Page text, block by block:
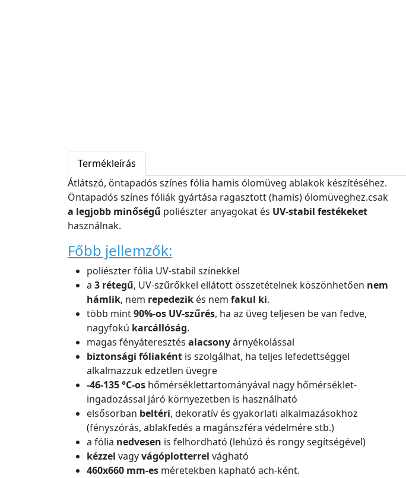
Termékleírás
Átlátszó, öntapadós színes fólia hamis ólomüveg ablakok készítéséhez.
Öntapadós színes fóliák gyártása ragasztott (hamis) ólomüveghez.csak
a legjobb minőségű poliészter anyagokat és UV-stabil festékeket
használnak.
Főbb jellemzők:
poliészter fólia UV-stabil színekkel
a 3 rétegű, UV-szűrőkkel ellátott összetételnek köszönhetően nem
hámlik, nem repedezik és nem fakul ki.
több mint90%-os UV-szűrés, ha az üveg teljesen be van fedve,
nagyfokú karcállóság.
magas fényáteresztés alacsonyárnyékolással
biztonsági fóliaként is szolgálhat, ha teljes lefedettséggel
alkalmazzuk edzetlen üvegre
-46-135 °C-os hőmérséklettartományával nagy hőmérséklet-
ingadozással járó környezetben is használható
elsősorban beltéri, dekoratív és gyakorlati alkalmazásokhoz
(fényszórás, ablakfedés a magánszféra védelmére stb.)
a fólia nedvesen is felhordható (lehúzó és rongy segítségével)
kézzel vagyvágóplotterrel vágható
460x660 mm-es méretekben kapható ach-ként.